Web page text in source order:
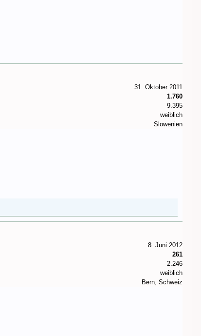
31. Oktober 2011
1.760
9.395
weiblich
Slowenien
8. Juni 2012
261
2.246
weiblich
Bern, Schweiz